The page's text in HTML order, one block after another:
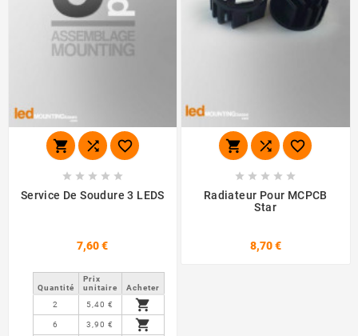
  
    
Service De Soudure 3 LEDS
7,60 €
Quantité
Prix ​​
unitaire
Acheter
2
5,40 € 
6 3,90 € 
  
    
Radiateur Pour MCPCB
Star
8,70 €